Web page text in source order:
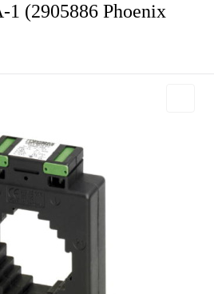
1 (2905886 Phoenix